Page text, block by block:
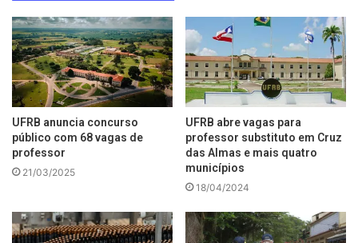
UFRB anuncia concurso
público com 68 vagas de
professor
21/03/2025
UFRB abre vagas para
professor substituto em Cruz
das Almas e mais quatro
municípios
18/04/2024